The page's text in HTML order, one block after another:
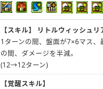
【スキル】
リトルウィッシュリ
1ターンの間、盤面が7×6マス、
の間、ダメージを半減。
(12→12ターン)
【覚醒スキル】